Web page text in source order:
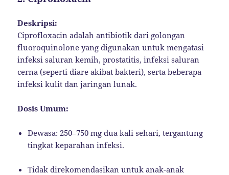
Deskripsi:
Ciprofloxacin adalah antibiotik dari golongan
fluoroquinolone yang digunakan untuk mengatasi
infeksi saluran kemih, prostatitis, infeksi saluran
cerna (seperti diare akibat bakteri), serta beberapa
infeksi kulit dan jaringan lunak.
Dosis Umum:
Dewasa: 250–750 mg dua kali sehari, tergantung
tingkat keparahan infeksi.
Tidak direkomendasikan untuk anak-anak